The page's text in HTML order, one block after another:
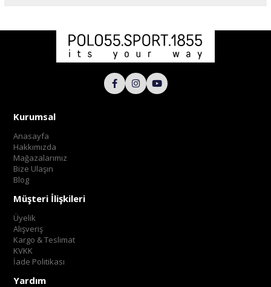
Kurumsal
Anasayfa
Hakkımızda
Mağazalarımız
Bize Ulaşın
Blog
Müşteri İlişkileri
Üyelik
Alışveriş
Kargo & Teslimat
KVKK
İade Politikası
Yardım